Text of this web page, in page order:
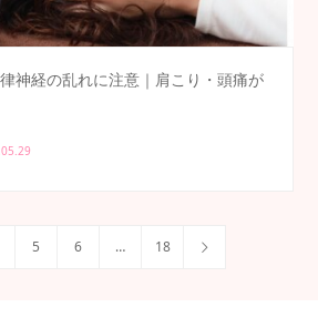
律神経の乱れに注意｜肩こり・頭痛が
5 6 … 18